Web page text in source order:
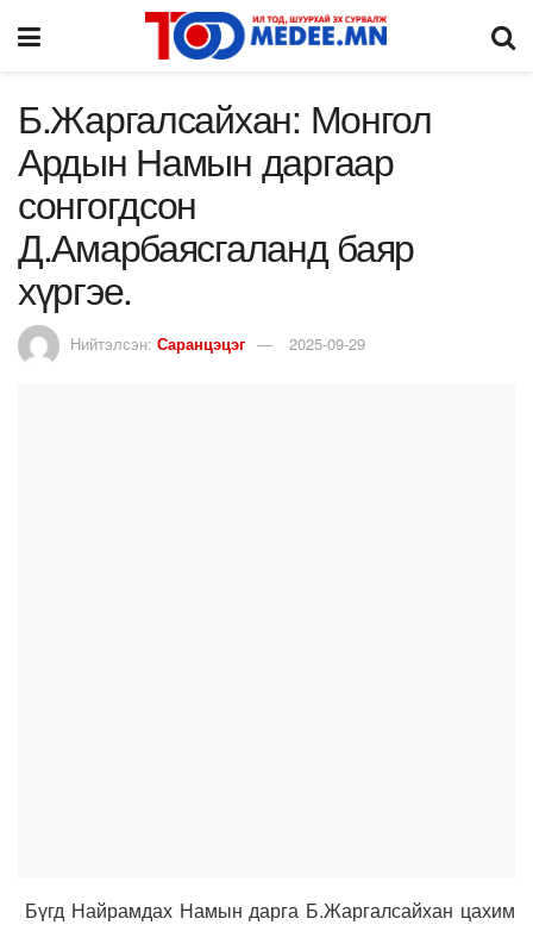
Б.Жаргалсайхан: Монгол
Ардын Намын даргаар
сонгогдсон
Д.Амарбаясгаланд баяр
хүргэе.
Нийтэлсэн: Саранцэцэг 2025-09-29
Бүгд Найрамдах Намын дарга Б.Жаргалсайхан цахим